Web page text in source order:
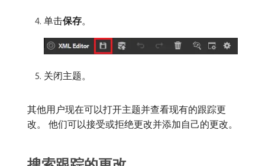
单击​保存。
关闭主题。
其他用户现在可以打开主题并查看现有的跟踪更
改。 他们可以接受或拒绝更改并添加自己的更改。